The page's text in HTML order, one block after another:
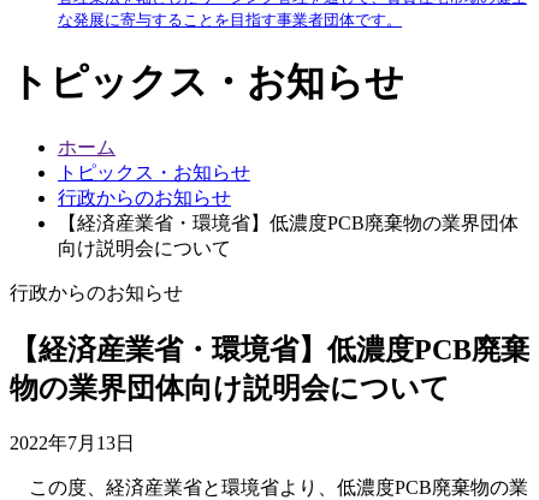
な発展に寄与することを目指す事業者団体です。
トピックス・お知らせ
ホーム
トピックス・お知らせ
行政からのお知らせ
【経済産業省・環境省】低濃度PCB廃棄物の業界団体
向け説明会について
行政からのお知らせ
【経済産業省・環境省】低濃度PCB廃棄
物の業界団体向け説明会について
2022年7月13日
この度、経済産業省と環境省より、低濃度PCB廃棄物の業